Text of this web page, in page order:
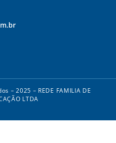
– 2025 – REDE FAMILIA DE
LTDA